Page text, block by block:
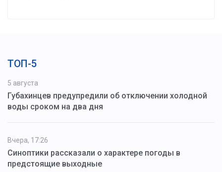
ТОП-5
5 августа
Губахинцев предупредили об отключении холодной
воды сроком на два дня
Вчера, 17:26
Синоптики рассказали о характере погоды в
предстоящие выходные